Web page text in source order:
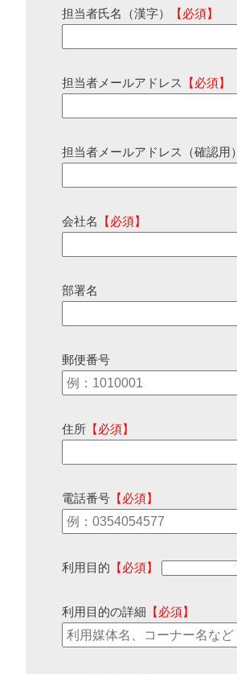
担当者氏名（漢字） 【必須】
担当者メールアドレス 【必須】
担当者メールアドレス（確認用）
会社名 【必須】
部署名
郵便番号
住所 【必須】
電話番号 【必須】
利用目的 【必須】
利用目的の詳細 【必須】